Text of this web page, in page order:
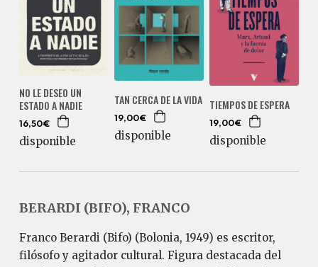
NO LE DESEO UN
ESTADO A NADIE
16,50€
disponible
TAN CERCA DE LA VIDA
19,00€
disponible
TIEMPOS DE ESPERA
19,00€
disponible
BERARDI (BIFO), FRANCO
Franco Berardi (Bifo) (Bolonia, 1949) es escritor,
filósofo y agitador cultural. Figura destacada del